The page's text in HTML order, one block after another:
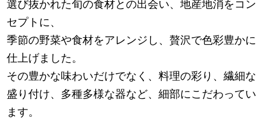
選び抜かれた旬の食材との出会い、地産地消をコン
セプトに、
季節の野菜や食材をアレンジし、贅沢で色彩豊かに
仕上げました。
その豊かな味わいだけでなく、料理の彩り、繊細な
盛り付け、多種多様な器など、細部にこだわってい
ます。